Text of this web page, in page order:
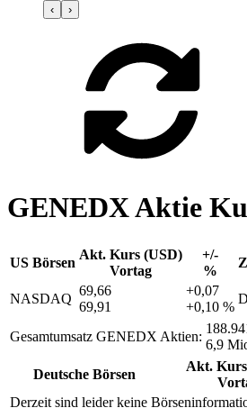
‹ ›
GENEDX Aktie
US Börsen
Akt. Kurs (USD)
Vortag
+/-
%
NASDAQ
69,66
69,91
+0,07
+0,10 %
Gesamtumsatz GENEDX Aktien:
6,9
Deutsche Börsen
Akt.
Derzeit sind leider keine